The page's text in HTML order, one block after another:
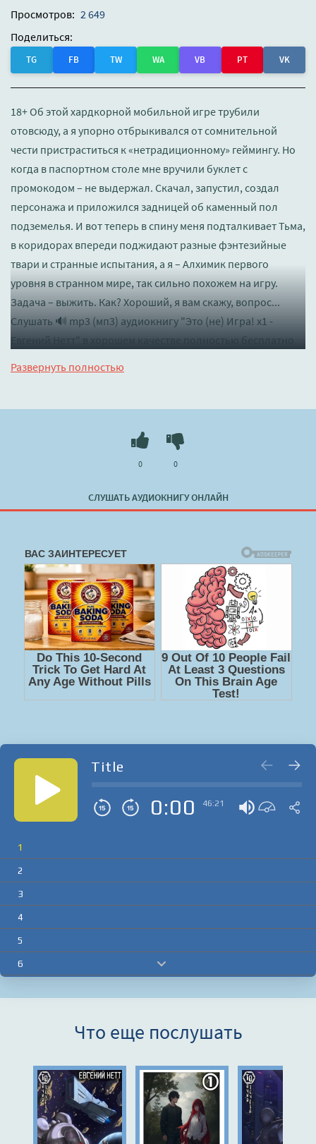
Просмотров: 2 649
Поделиться:
TG FB TW WA VB PT VK
18+ Об этой хардкорной мобильной игре трубили
отовсюду, а я упорно отбрыкивался от сомнительной
чести пристраститься к «нетрадиционному» геймингу. Но
когда в паспортном столе мне вручили буклет с
промокодом – не выдержал. Скачал, запустил, создал
персонажа и приложился задницей об каменный пол
подземелья. И вот теперь в спину меня подталкивает Тьма,
в коридорах впереди поджидают разные фэнтезийные
твари и странные испытания, а я – Алхимик первого
уровня в странном мире, так сильно похожем на игру.
Задача – выжить. Как? Хороший, я вам скажу, вопрос...
Слушать 🔊 mp3 (мп3) аудиокнигу "Это (не) Игра! х1 -
Евгений Нетт" в хорошем качестве полностью бесплатно
Развернуть полностью
СЛУШАТЬ АУДИОКНИГУ ОНЛАЙН
0 0
Title
0:00 46:21
1
2
3
4
5
6
Что еще послушать